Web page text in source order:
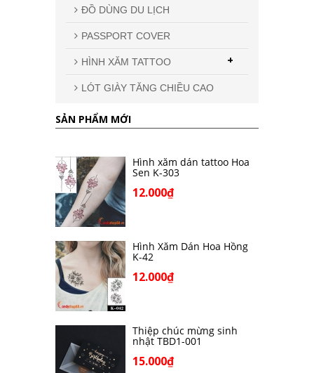
ĐỒ DÙNG DU LỊCH
PASSPORT COVER
HÌNH XĂM TATTOO +
LÓT GIÀY TĂNG CHIỀU CAO
SẢN PHẨM MỚI
Hình xăm dán tattoo Hoa
Sen K-303
12.000₫
Hình Xăm Dán Hoa Hồng
K-42
12.000₫
Thiệp chúc mừng sinh
nhật TBD1-001
15.000₫